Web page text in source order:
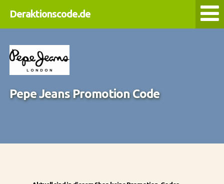
Deraktionscode.de
Pepe Jeans Promotion Code